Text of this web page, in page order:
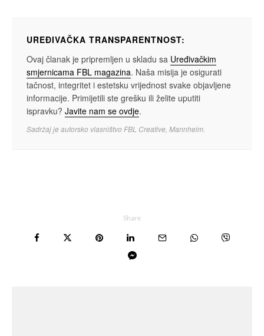
UREĐIVAČKA TRANSPARENTNOST:
Ovaj članak je pripremljen u skladu sa Uređivačkim
smjernicama FBL magazina. Naša misija je osigurati
tačnost, integritet i estetsku vrijednost svake objavljene
informacije. Primijetili ste grešku ili želite uputiti
ispravku? Javite nam se ovdje.
Sadržaj je autorsko vlasništvo FBL Creative, Mannheim.
Share